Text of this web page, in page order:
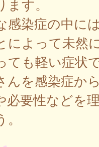
す。
感染症の中に
によって未然
ても軽い症状
んを感染症か
必要性などを